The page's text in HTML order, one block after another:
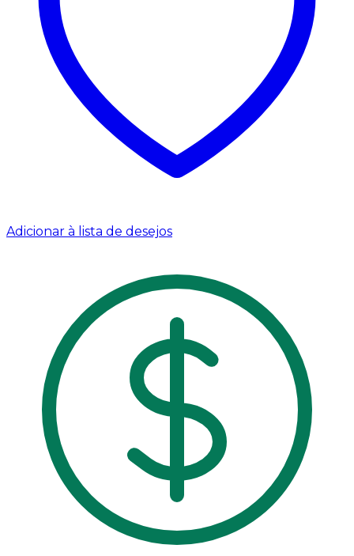
Adicionar à lista de desejos